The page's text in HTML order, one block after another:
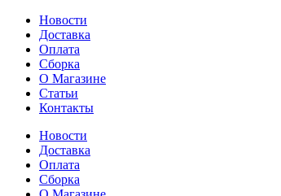
Новости
Доставка
Оплата
Сборка
О Магазине
Статьи
Контакты
Новости
Доставка
Оплата
Сборка